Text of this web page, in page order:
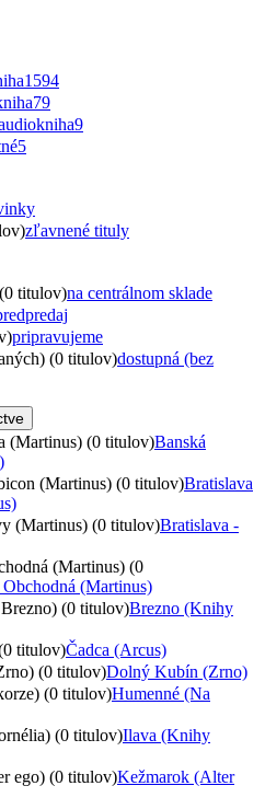
1594
79
9
5
zľavnené tituly
titulov)na centrálnom sklade
pripravujeme
(0 titulov)dostupná (bez
(Martinus) (0 titulov)Banská
(Martinus) (0 titulov)Bratislava
(Martinus) (0 titulov)Bratislava -
(Martinus) (0
(Martinus)
(0 titulov)Brezno (Knihy
titulov)Čadca (Arcus)
(0 titulov)Dolný Kubín (Zrno)
(0 titulov)Humenné (Na
(0 titulov)Ilava (Knihy
ego) (0 titulov)Kežmarok (Alter